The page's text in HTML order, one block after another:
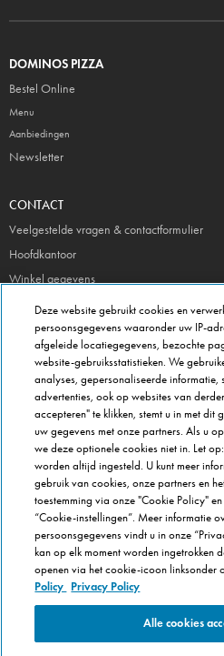
DOMINOS PIZZA
Bestel Online
Menu
Aanbiedingen
Newsletter
CONTACT
Veelgestelde vragen & contactformulier
Hoofdkantoor
Winkel gegevens
Beheer je voorkeuren
FRANCHISE INFO
Domino's Franchise
Selectie Criteria
Veel gestelde vragen
OVER DOMINOS
Werken bij Domino's
Onze keuken
Care team (voor medewerkers)
Cookie Policy
Cookie-instellingen
Deze website gebruikt cookies en
persoonsgegevens waaronder uw IP-
afgeleide locatiegegevens, bezochte
website-gebruiksstatistieken. We
analyses, gepersonaliseerde informatie,
advertenties, ook op websites van
accepteren" te klikken, stemt u in met dit
uw gegevens met onze partners. Als u
we deze optionele cookies niet in. Let
worden altijd ingesteld. U kunt meer
gebruik van cookies, onze partners en
toestemming via onze "Cookie Policy"
“Cookie-instellingen”. Meer informatie
persoonsgegevens vindt u in onze
kan op elk moment worden ingetrokken
openen via het cookie-icoon linksonder
Policy Privacy Policy
Alle cookies